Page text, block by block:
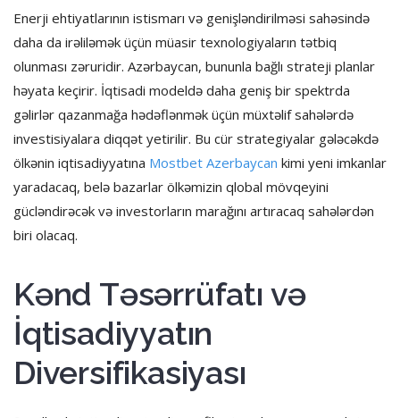
Enerji ehtiyatlarının istismarı və genişləndirilməsi sahəsində
daha da irəliləmək üçün müasir texnologiyaların tətbiq
olunması zəruridir. Azərbaycan, bununla bağlı strateji planlar
həyata keçirir. İqtisadi modeldə daha geniş bir spektrda
gəlirlər qazanmağa hədəflənmək üçün müxtəlif sahələrdə
investisiyalara diqqət yetirilir. Bu cür strategiyalar gələcəkdə
ölkənin iqtisadiyyatına Mostbet Azerbaycan kimi yeni imkanlar
yaradacaq, belə bazarlar ölkəmizin qlobal mövqeyini
gücləndirəcək və investorların marağını artıracaq sahələrdən
biri olacaq.
Kənd Təsərrüfatı və
İqtisadiyyatın
Diversifikasiyası